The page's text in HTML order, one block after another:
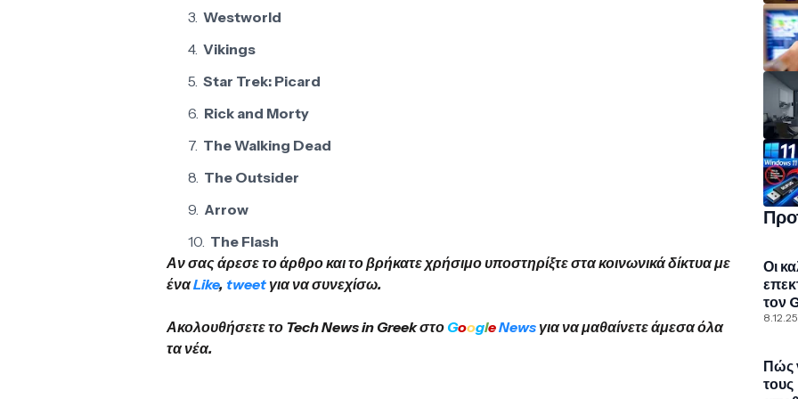
Westworld
Vikings
Star Trek: Picard
Rick and Morty
The Walking Dead
The Outsider
Arrow
The Flash
Αν σας άρεσε το άρθρο και το βρήκατε χρήσιμο υποστηρίξτε στα κοινωνικά δίκτυα με
έναLike, tweet για να συνεχίσω.
Ακολουθήσετε το Tech News in Greek στο GoogleNews για να μαθαίνετε άμεσα όλα
τα νέα.
Οι
τον
8.12.25
Πώς
τους